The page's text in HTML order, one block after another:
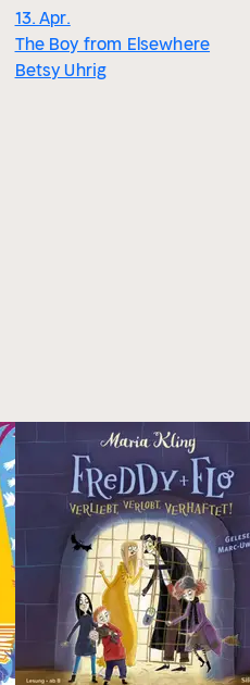
13. Apr.
The Boy from Elsewhere
Betsy Uhrig